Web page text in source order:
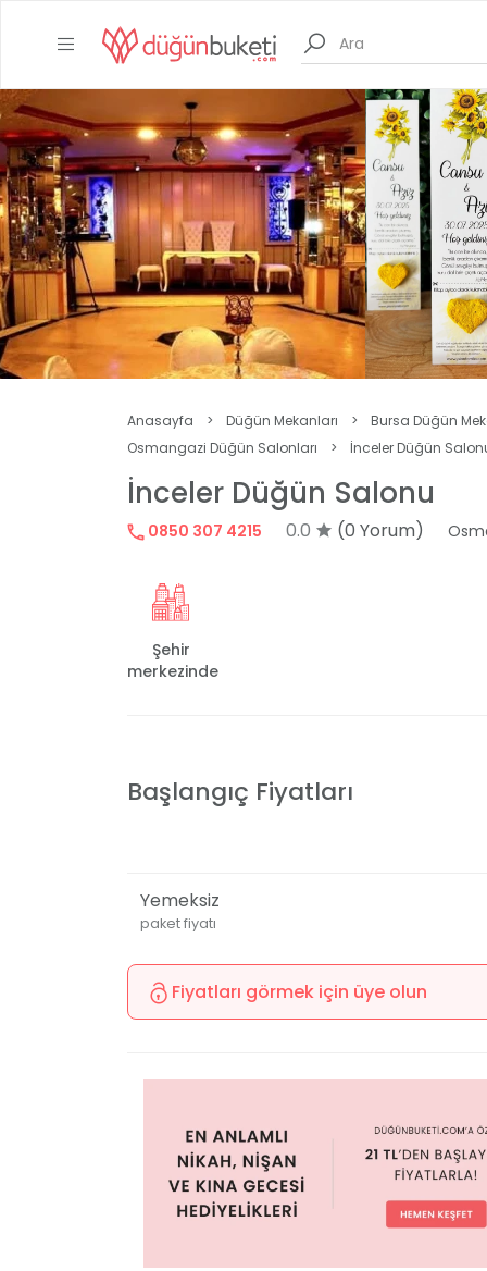
Anasayfa > Düğün Mekanları > Bursa Düğün
Osmangazi Düğün Salonları
> İnceler Düğün
İnceler Düğün Salonu
0850 307 4215 0.0 (0 Yorum)
Şehir
merkezinde
Başlangıç Fiyatları
Yemeksiz
paket fiyatı
Fiyatları görmek için üye olun